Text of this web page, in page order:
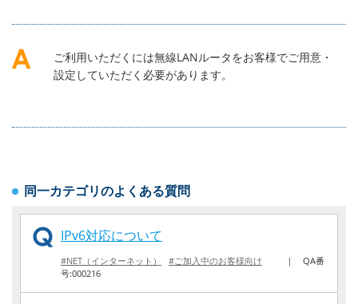
ご利用いただくには無線LANルータをお客様でご用意・
設定していただく必要があります。
同一カテゴリのよくある質問
IPv6対応について
#NET（インターネット） #ご加入中のお客様向け ｜ QA番
号:000216